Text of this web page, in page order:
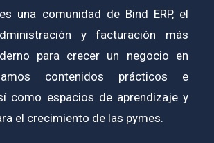
una comunidad de Bind ERP, el
y facturación más
para crecer un negocio en
contenidos prácticos e
como espacios de aprendizaje y
el crecimiento de las pymes.